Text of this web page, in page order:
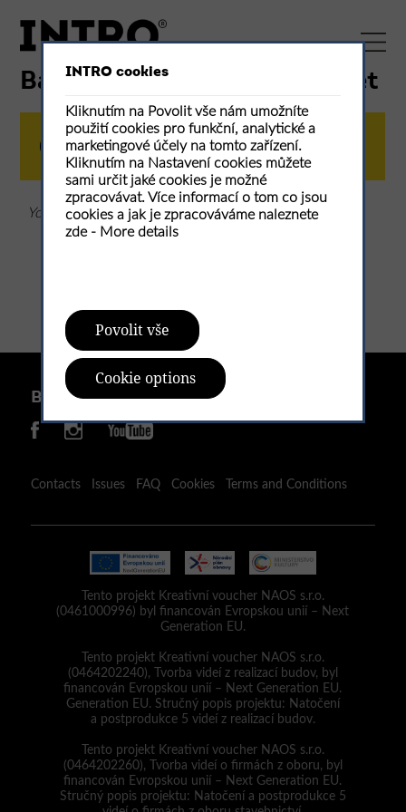
INTRO cookies
Kliknutím na Povolit vše nám umožníte
použití cookies pro funkční, analytické a
marketingové účely na tomto zařízení.
Kliknutím na Nastavení cookies můžete
sami určit jaké cookies je možné
zpracovávat. Více informací o tom co jsou
cookies a jak je zpracováváme naleznete
zde - More details
Povolit vše
Cookie options
Basket / Items in your basket
Summary 2 Contact
You basket is empty
Because architecture matters.
Contacts Issues FAQ Cookies Terms and Conditions
Tento projekt Kreativní voucher NAOS s.r.o.
(0461000996) byl financován Evropskou unií – Next
Generation EU.
Tento projekt Kreativní voucher NAOS s.r.o.
(0464202240), Tvorba videí z realizací budov, byl
financován Evropskou unií – Next Generation EU.
Generation EU. Stručný popis projektu: Natočení
a postprodukce 5 videí z realizací budov.
Tento projekt Kreativní voucher NAOS s.r.o.
(0464202260), Tvorba videí o firmách z oboru, byl
financován Evropskou unií – Next Generation EU.
Stručný popis projektu: Natočení a postprodukce 5